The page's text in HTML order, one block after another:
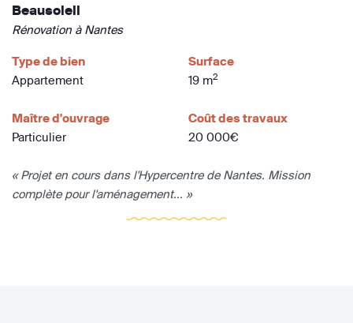
Beausoleil
Rénovation à Nantes
Type de bien
Appartement
Surface
19 m2
Maître d'ouvrage
Particulier
Coût des travaux
20 000€
« Projet en cours dans l'Hypercentre de Nantes. Mission
complète pour l'aménagement... »